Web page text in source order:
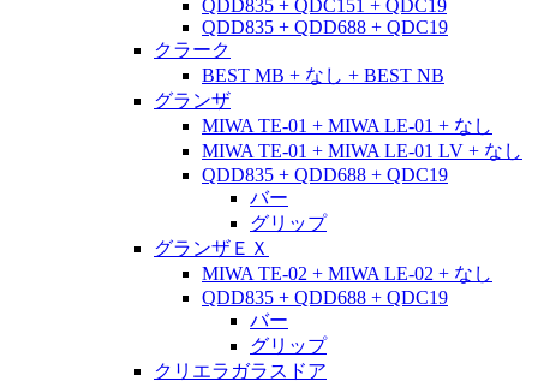
QDD835 + QDC151 + QDC19
QDD835 + QDD688 + QDC19
クラーク
BEST MB + なし + BEST NB
グランザ
MIWA TE-01 + MIWA LE-01 + なし
MIWA TE-01 + MIWA LE-01 LV + なし
QDD835 + QDD688 + QDC19
バー
グリップ
グランザＥＸ
MIWA TE-02 + MIWA LE-02 + なし
QDD835 + QDD688 + QDC19
バー
グリップ
クリエラガラスドア